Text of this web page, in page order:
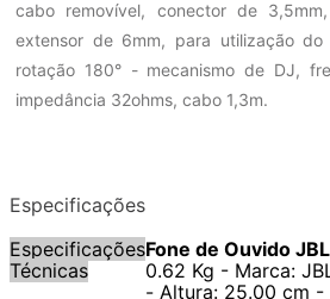
cabo removível, conector de
extensor de 6mm, para utilização do
rotação 180° - mecanismo de DJ,
impedância 32ohms, cabo 1,3m.
Especificações
Especificações
Técnicas
Fone de Ouvido
0.62 Kg - Marca:
- Altura: 25.00 cm